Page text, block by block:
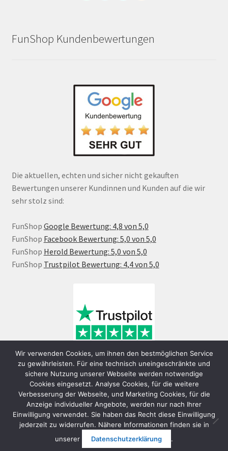
FunShop Kundenbewertungen
Die aktuellen, echten und sicher nicht gekauften
Bewertungen unserer Kundinnen und Kunden auf die wir
sehr stolz sind:
FunShop Google Bewertung: 4,8 von 5,0
FunShop Facebook Bewertung: 5,0 von 5,0
FunShop Herold Bewertung: 5,0 von 5,0
FunShop Trustpilot Bewertung: 4,4 von 5,0
© FunShop Wien - Hochqualitative Elektromobilität 2026
Datenschutzerklärung
Erstellt mit WooCommerce
Wir verwenden Cookies, um ihnen den bestmöglichen Service
zu gewährleisten. Für eine technisch uneingeschränkte und
sichere Nutzung unserer Webseite werden notwendige
Cookies eingesetzt. Analyse Cookies, für die weitere
Verbesserung der Webseite, und Marketing Cookies, für die
Anzeige individueller Angebote, werden nur nach Ihrer
Einwilligung verwendet. Sie haben das Recht diese Einwilligung
jederzeit zu widerrufen. Nähere Informationen finden sie in
unserer
Datenschutzerklärung .